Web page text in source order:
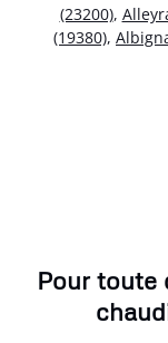
(23200),
(19380),
Pour toute